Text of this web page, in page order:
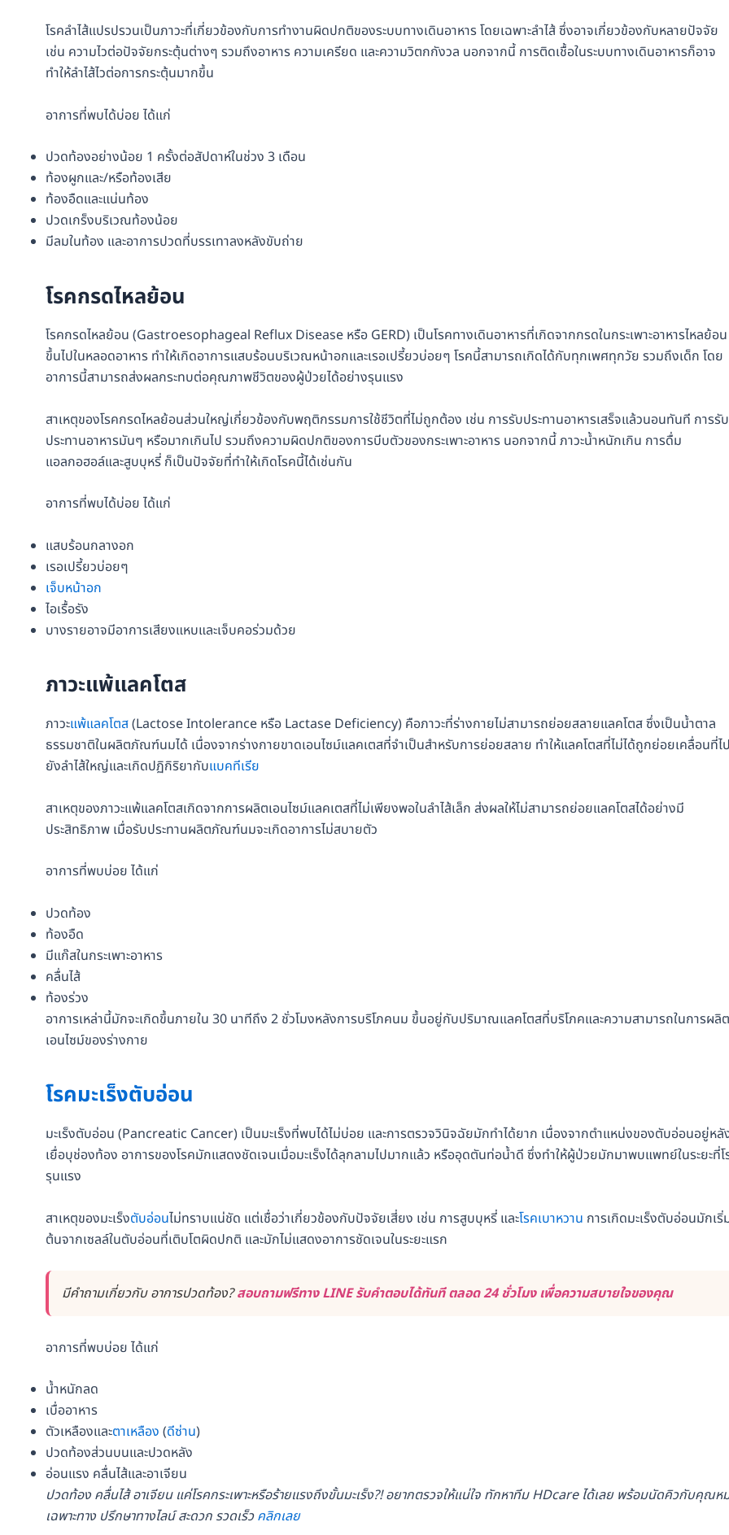
โรคลำไส้แปรปรวนเป็นภาวะที่เกี่ยวข้องกับการทำงานผิดปกติของระบบทางเดินอาหาร โดยเฉพาะลำไส้ ซึ่งอาจเกี่ยวข้องกับหลายปัจจัย
เช่น ความไวต่อปัจจัยกระตุ้นต่างๆ รวมถึงอาหาร ความเครียด และความวิตกกังวล นอกจากนี้ การติดเชื้อในระบบทางเดินอาหารก็อาจ
ทำให้ลำไส้ไวต่อการกระตุ้นมากขึ้น
อาการที่พบได้บ่อย ได้แก่
ปวดท้องอย่างน้อย 1 ครั้งต่อสัปดาห์ในช่วง 3 เดือน
ท้องผูกและ/หรือท้องเสีย
ท้องอืดและแน่นท้อง
ปวดเกร็งบริเวณท้องน้อย
มีลมในท้อง และอาการปวดที่บรรเทาลงหลังขับถ่าย
โรคกรดไหลย้อน
โรคกรดไหลย้อน (Gastroesophageal Reflux Disease หรือ GERD) เป็นโรคทางเดินอาหารที่เกิดจากกรดในกระเพาะอาหารไหลย้อน
ขึ้นไปในหลอดอาหาร ทำให้เกิดอาการแสบร้อนบริเวณหน้าอกและเรอเปรี้ยวบ่อยๆ โรคนี้สามารถเกิดได้กับทุกเพศทุกวัย รวมถึงเด็ก โดย
อาการนี้สามารถส่งผลกระทบต่อคุณภาพชีวิตของผู้ป่วยได้อย่างรุนแรง
สาเหตุของโรคกรดไหลย้อนส่วนใหญ่เกี่ยวข้องกับพฤติกรรมการใช้ชีวิตที่ไม่ถูกต้อง เช่น การรับประทานอาหารเสร็จแล้วนอนทันที การรับ
ประทานอาหารมันๆ หรือมากเกินไป รวมถึงความผิดปกติของการบีบตัวของกระเพาะอาหาร นอกจากนี้ ภาวะน้ำหนักเกิน การดื่ม
แอลกอฮอล์และสูบบุหรี่ ก็เป็นปัจจัยที่ทำให้เกิดโรคนี้ได้เช่นกัน
อาการที่พบได้บ่อย ได้แก่
แสบร้อนกลางอก
เรอเปรี้ยวบ่อยๆ
เจ็บหน้าอก
ไอเรื้อรัง
บางรายอาจมีอาการเสียงแหบและเจ็บคอร่วมด้วย
ภาวะแพ้แลคโตส
ภาวะแพ้แลคโตส(Lactose Intolerance หรือ Lactase Deficiency) คือภาวะที่ร่างกายไม่สามารถย่อยสลายแลคโตส ซึ่งเป็นน้ำตาล
ธรรมชาติในผลิตภัณฑ์นมได้ เนื่องจากร่างกายขาดเอนไซม์แลคเตสที่จำเป็นสำหรับการย่อยสลาย ทำให้แลคโตสที่ไม่ได้ถูกย่อยเคลื่อนที่ไ
ยังลำไส้ใหญ่และเกิดปฏิกิริยากับแบคทีเรีย
สาเหตุของภาวะแพ้แลคโตสเกิดจากการผลิตเอนไซม์แลคเตสที่ไม่เพียงพอในลำไส้เล็ก ส่งผลให้ไม่สามารถย่อยแลคโตสได้อย่างมี
ประสิทธิภาพ เมื่อรับประทานผลิตภัณฑ์นมจะเกิดอาการไม่สบายตัว
อาการที่พบบ่อย ได้แก่
ปวดท้อง
ท้องอืด
มีแก๊สในกระเพาะอาหาร
คลื่นไส้
ท้องร่วง
อาการเหล่านี้มักจะเกิดขึ้นภายใน 30 นาทีถึง 2 ชั่วโมงหลังการบริโภคนม ขึ้นอยู่กับปริมาณแลคโตสที่บริโภคและความสามารถในการผลิต
เอนไซม์ของร่างกาย
โรคมะเร็งตับอ่อน
มะเร็งตับอ่อน (Pancreatic Cancer) เป็นมะเร็งที่พบได้ไม่บ่อย และการตรวจวินิจฉัยมักทำได้ยาก เนื่องจากตำแหน่งของตับอ่อนอยู่หลั
เยื่อบุช่องท้อง อาการของโรคมักแสดงชัดเจนเมื่อมะเร็งได้ลุกลามไปมากแล้ว หรืออุดตันท่อน้ำดี ซึ่งทำให้ผู้ป่วยมักมาพบแพทย์ในระยะที่โ
รุนแรง
สาเหตุของมะเร็งตับอ่อนไม่ทราบแน่ชัด แต่เชื่อว่าเกี่ยวข้องกับปัจจัยเสี่ยง เช่น การสูบบุหรี่ และโรคเบาหวาน การเกิดมะเร็งตับอ่อนมักเริ่
ต้นจากเซลล์ในตับอ่อนที่เติบโตผิดปกติ และมักไม่แสดงอาการชัดเจนในระยะแรก
มีคำถามเกี่ยวกับ อาการปวดท้อง?สอบถามฟรีทาง LINE รับคำตอบได้ทันที ตลอด 24 ชั่วโมง เพื่อความสบายใจของคุณ
อาการที่พบบ่อย ได้แก่
น้ำหนักลด
เบื่ออาหาร
ตัวเหลืองและตาเหลือง (ดีซ่าน)
ปวดท้องส่วนบนและปวดหลัง
อ่อนแรง คลื่นไส้และอาเจียน
ปวดท้อง คลื่นไส้ อาเจียน แค่โรคกระเพาะหรือร้ายแรงถึงขั้นมะเร็ง?! อยากตรวจให้แน่ใจ ทักหาทีม HDcare ได้เลย พร้อมนัดคิวกับคุณห
เฉพาะทาง ปรึกษาทางไลน์ สะดวก รวดเร็วคลิกเลย